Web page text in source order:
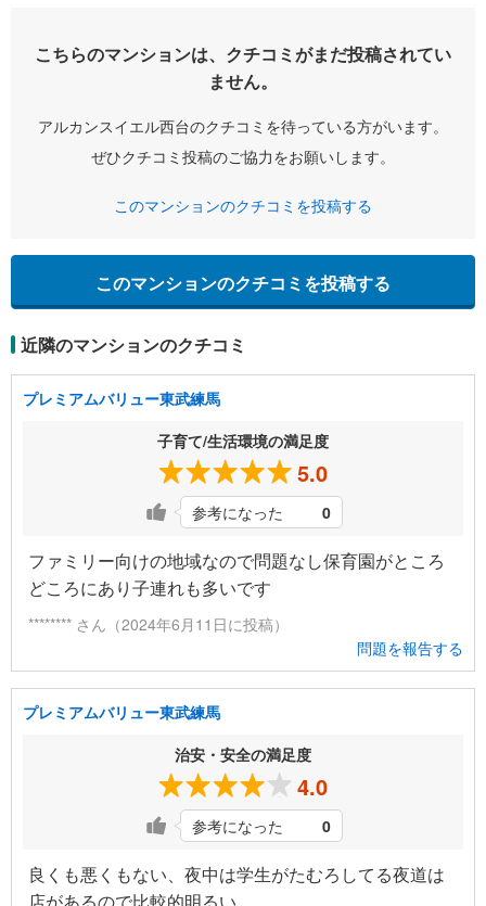
こちらのマンションは、クチコミがまだ投稿されてい
ません。
アルカンスイエル西台のクチコミを待っている方がいます。
ぜひクチコミ投稿のご協力をお願いします。
このマンションのクチコミを投稿する
このマンションのクチコミを投稿する
近隣のマンションのクチコミ
プレミアムバリュー東武練馬
子育て/生活環境の満足度
5.0
参考になった 0
ファミリー向けの地域なので問題なし保育園がところ
どころにあり子連れも多いです
******** さん（2024年6月11日に投稿）
問題を報告する
プレミアムバリュー東武練馬
治安・安全の満足度
4.0
参考になった 0
良くも悪くもない、夜中は学生がたむろしてる夜道は